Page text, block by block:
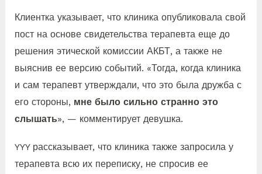
Клиентка указывает, что клиника опубликовала свой
пост на основе свидетельства терапевта еще до
решения этической комиссии АКБТ, а также не
выяснив ее версию событий. «Тогда, когда клиника
и сам терапевт утверждали, что это была дружба с
его стороны, мне было сильно странно это
слышать», — комментирует девушка.
YYY рассказывает, что клиника также запросила у
терапевта всю их переписку, не спросив ее